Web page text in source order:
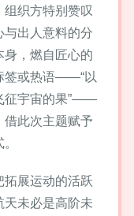
织方特别赞叹
与出人意料的分
身，燃自匠心的
签或热语——“以
征宇宙的果”——
借此次主题赋予
拓展运动的活跃
天未必是高阶未